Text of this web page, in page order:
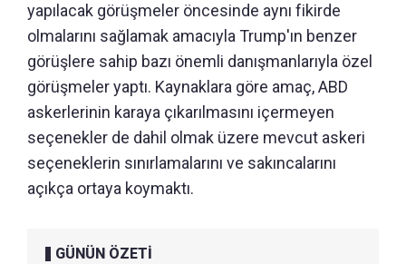
yapılacak görüşmeler öncesinde aynı fikirde
olmalarını sağlamak amacıyla Trump'ın benzer
görüşlere sahip bazı önemli danışmanlarıyla özel
görüşmeler yaptı. Kaynaklara göre amaç, ABD
askerlerinin karaya çıkarılmasını içermeyen
seçenekler de dahil olmak üzere mevcut askeri
seçeneklerin sınırlamalarını ve sakıncalarını
açıkça ortaya koymaktı.
GÜNÜN ÖZETİ